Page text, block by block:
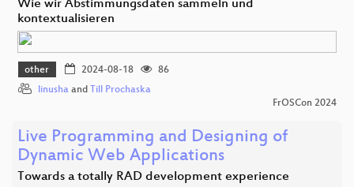
Wie wir Abstimmungsdaten sammeln und
kontextualisieren
other 2024-08-18
86
linusha and Till Prochaska
FrOSCon 2024
Live Programming and Designing of
Dynamic Web Applications
Towards a totally RAD development experience